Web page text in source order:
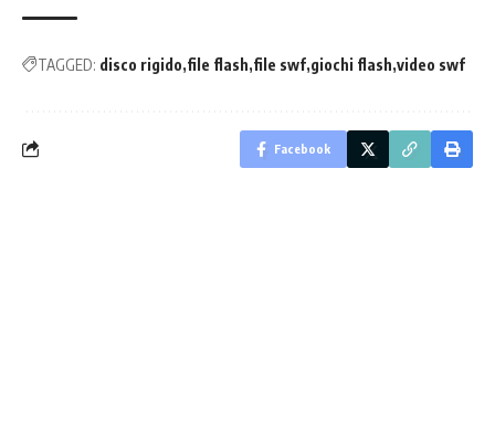
TAGGED: disco rigido file flash file swf giochi flash video swf
Facebook